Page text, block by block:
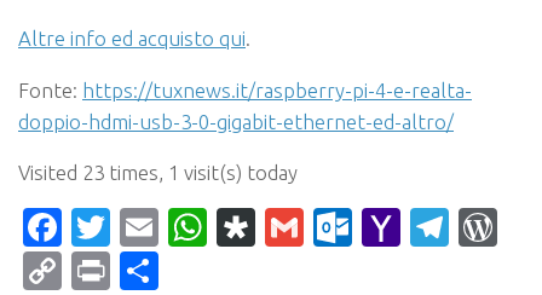
Altre info ed acquisto qui.
Fonte: https://tuxnews.it/raspberry-pi-4-e-realta-
doppio-hdmi-usb-3-0-gigabit-ethernet-ed-altro/
Visited 23 times, 1 visit(s) today
Facebook
Twitter
EmailWhatsApp
Diaspora
Gmail Yahoo
CopyPrint